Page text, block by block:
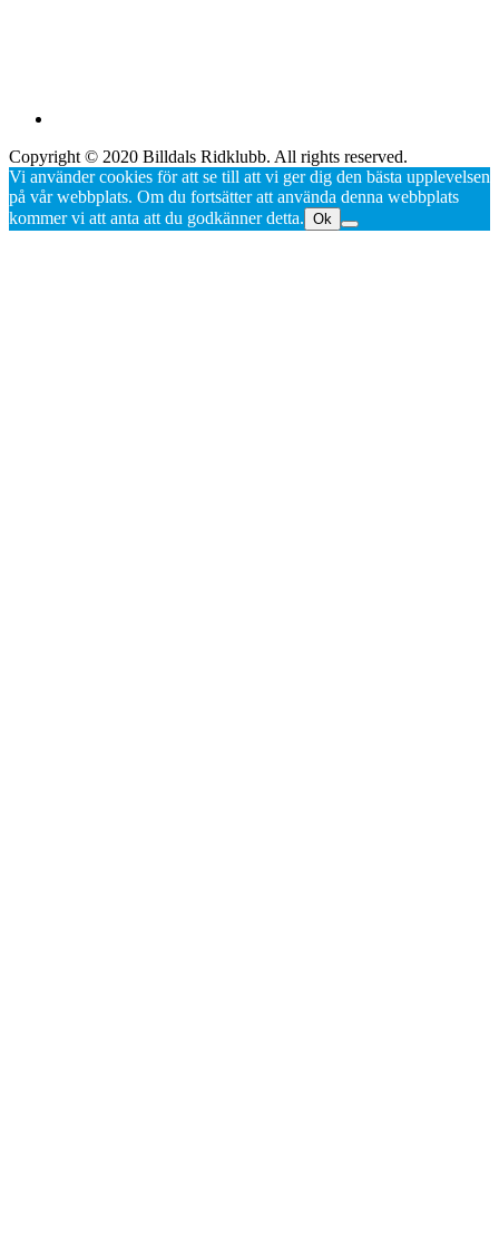
Copyright © 2020 Billdals Ridklubb. All rights reserved.
Vi använder cookies för att se till att vi ger dig den bästa upplevelsen
på vår webbplats. Om du fortsätter att använda denna webbplats
kommer vi att anta att du godkänner detta. Ok